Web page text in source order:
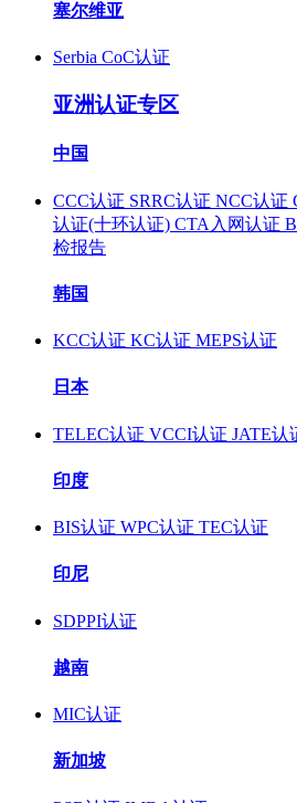
塞尔维亚
Serbia CoC认证
亚洲认证专区
中国
CCC认证 SRRC认证 NCC认证
认证(十环认证) CTA入网认证
检报告
韩国
KCC认证 KC认证 MEPS认证
日本
TELEC认证 VCCI认证 JATE认
印度
BIS认证 WPC认证 TEC认证
印尼
SDPPI认证
越南
MIC认证
新加坡